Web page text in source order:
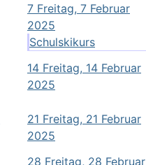
7 Freitag, 7 Februar
2025
Schulskikurs
14 Freitag, 14 Februar
2025
21 Freitag, 21 Februar
2025
28 Freitag, 28 Februar